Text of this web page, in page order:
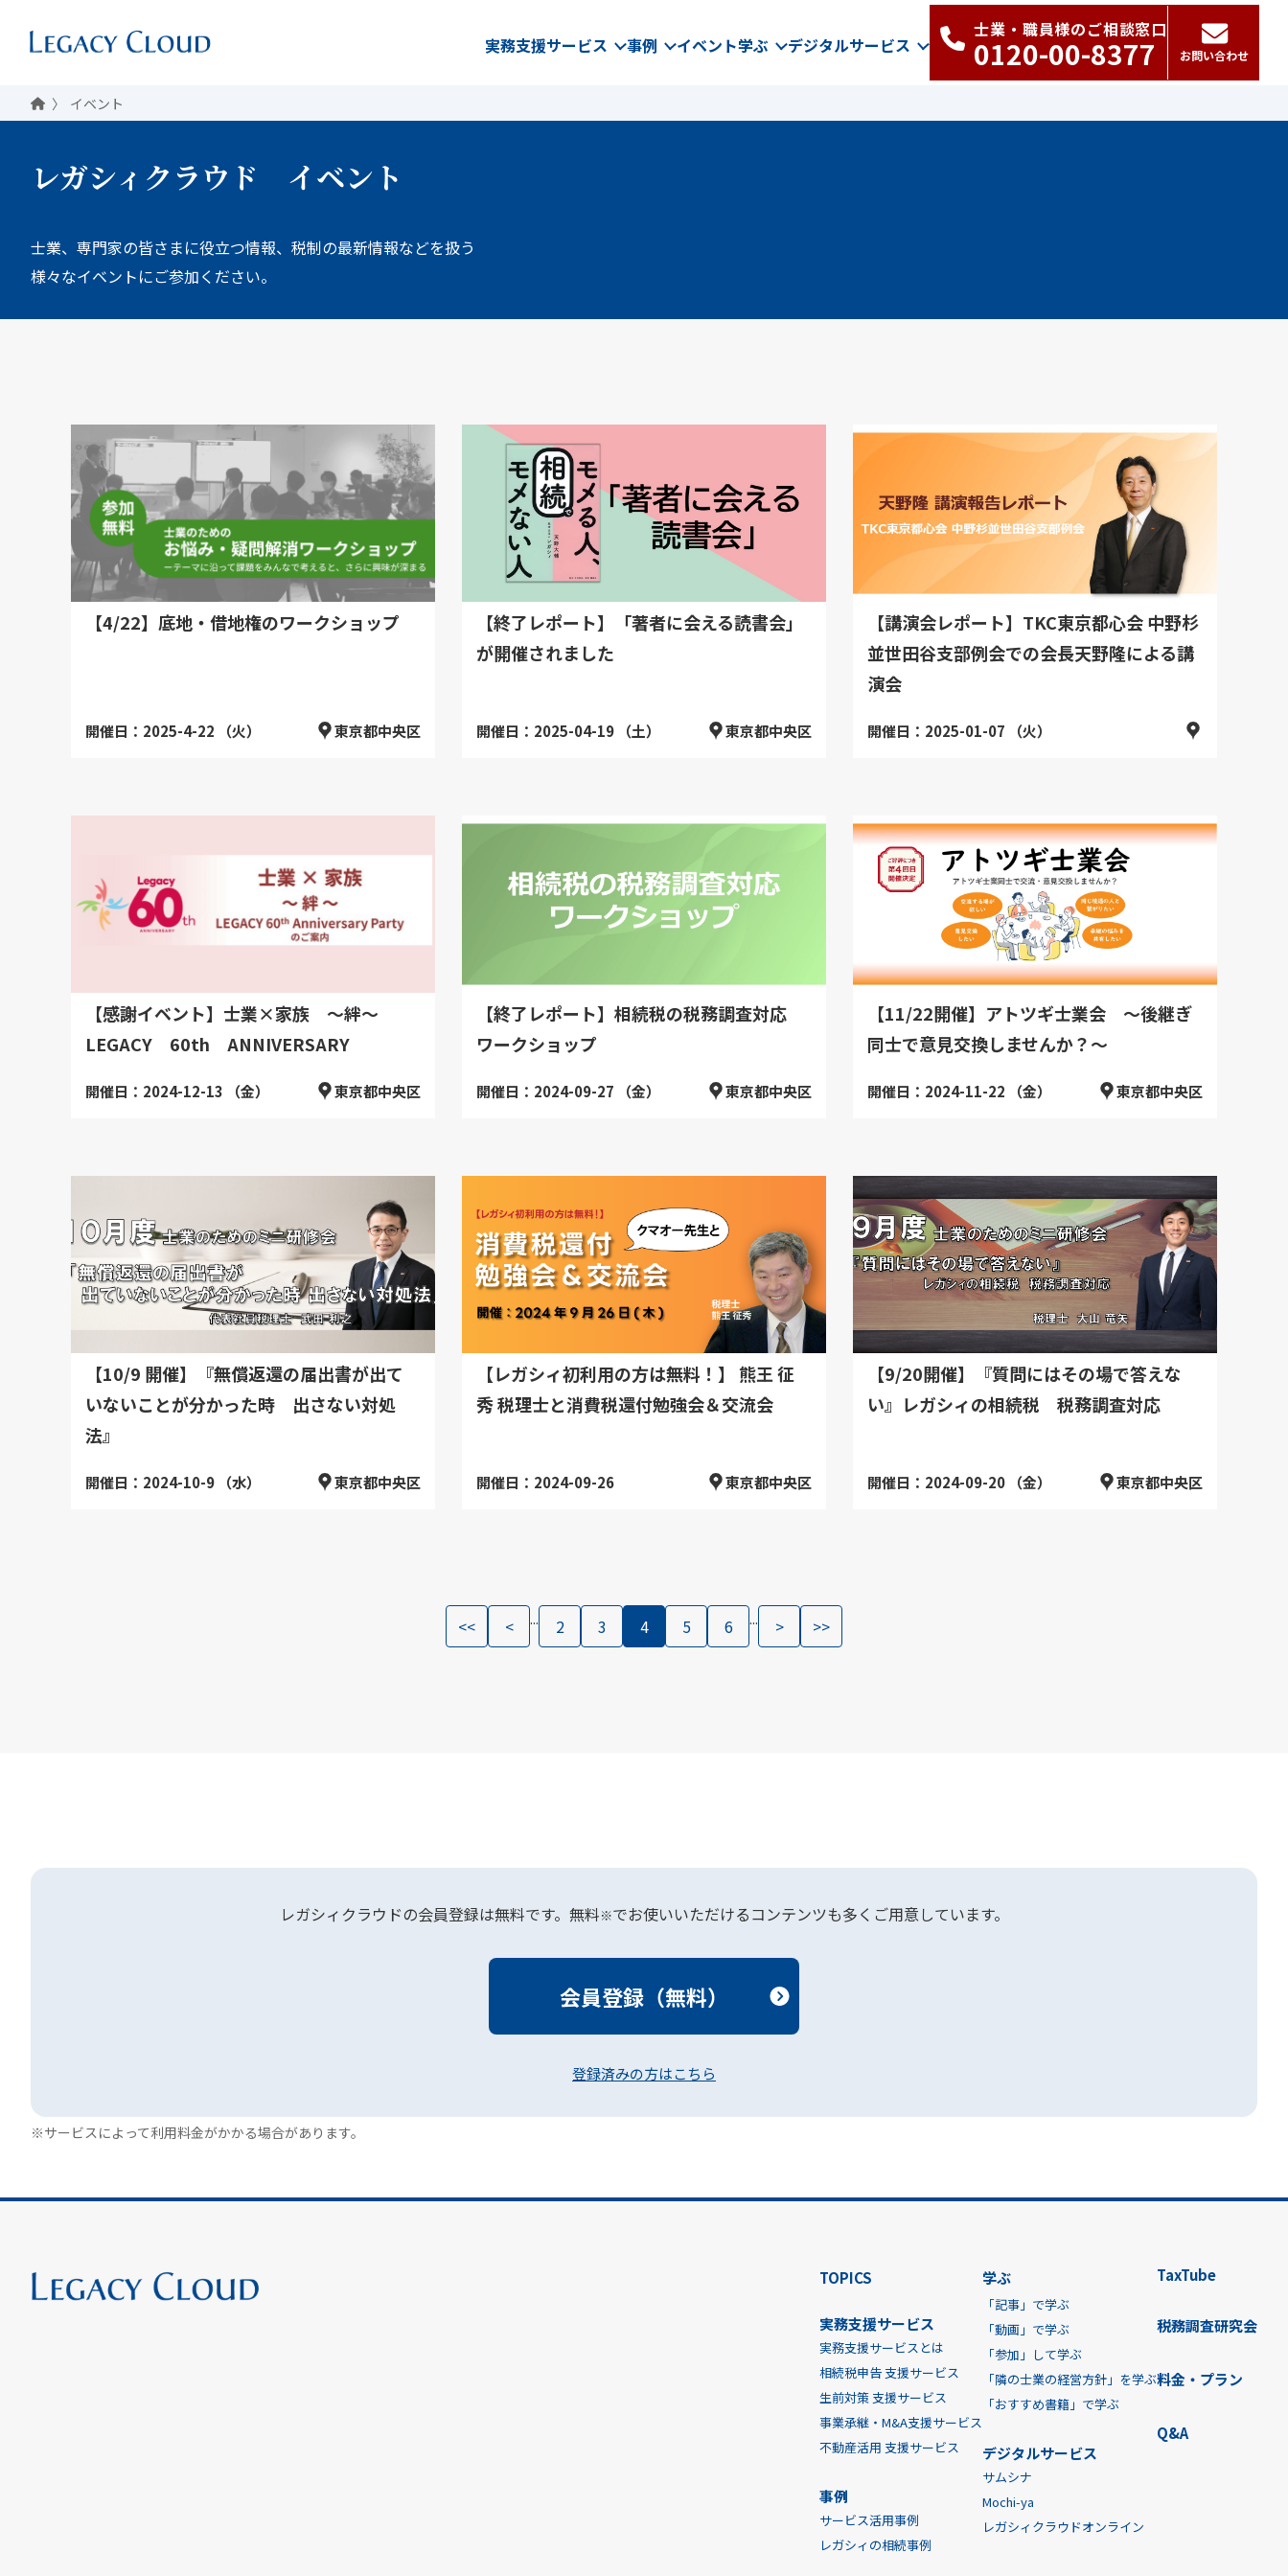
実務支援サービス 事例 イベント学ぶ デジタルサービス
士業・職員様のご相談窓口
0120-00-8377 お問い合わせ
イベント
レガシィクラウド イベント
士業、専門家の皆さまに役立つ情報、税制の最新情報などを扱う
様々なイベントにご参加ください。
【4/22】底地・借地権のワークショップ
開催日：2025-4-22 （火） 東京都中央区
【終了レポート】「著者に会える読書会」
が開催されました
開催日：2025-04-19 （土） 東京都中央区
【講演会レポート】TKC東京都心会 中野杉
並世田谷支部例会での会長天野隆による講
演会
開催日：2025-01-07 （火）
【感謝イベント】士業×家族 ～絆～
LEGACY 60th ANNIVERSARY
開催日：2024-12-13 （金） 東京都中央区
【終了レポート】相続税の税務調査対応
ワークショップ
開催日：2024-09-27 （金） 東京都中央区
【11/22開催】アトツギ士業会 ～後継ぎ
同士で意見交換しませんか？～
開催日：2024-11-22 （金） 東京都中央区
【10/9 開催】『無償返還の届出書が出て
いないことが分かった時 出さない対処
法』
開催日：2024-10-9 （水） 東京都中央区
【レガシィ初利用の方は無料！】 熊王 征
秀 税理士と消費税還付勉強会＆交流会
開催日：2024-09-26 東京都中央区
【9/20開催】『質問にはその場で答えな
い』レガシィの相続税 税務調査対応
開催日：2024-09-20 （金） 東京都中央区
<< < ... 2 3 4 5 6 ... > >>
レガシィクラウドの会員登録は無料です。無料※でお使いいただけるコンテンツも多くご用意しています。
会員登録（無料）
登録済みの方はこちら
※サービスによって利用料金がかかる場合があります。
TOPICS
実務支援サービス
実務支援サービスとは
相続税申告 支援サービス
生前対策 支援サービス
事業承継・M&A支援サービス
不動産活用 支援サービス
事例
サービス活用事例
レガシィの相続事例
学ぶ
「記事」で学ぶ
「動画」で学ぶ
「参加」して学ぶ
「隣の士業の経営方針」を学ぶ
「おすすめ書籍」で学ぶ
デジタルサービス
サムシナ
Mochi-ya
レガシィクラウドオンライン
TaxTube
税務調査研究会
料金・プラン
Q&A